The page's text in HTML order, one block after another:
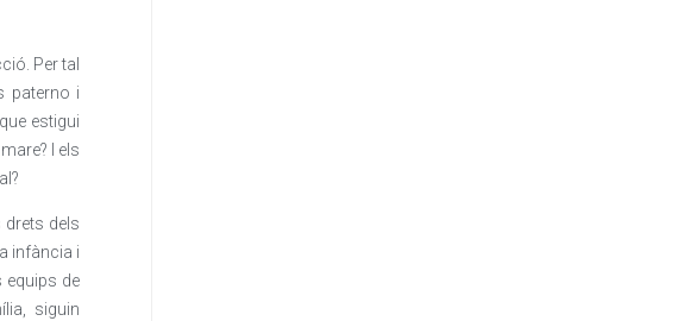
Per tal
paterno i
estigui
I els
drets dels
infància i
equips de
siguin